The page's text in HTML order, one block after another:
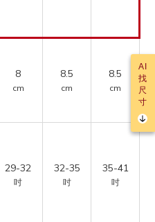
8
cm
8.5
cm
8.5
cm
29-32
吋
32-35
吋
35-41
吋
AI
找
尺
寸